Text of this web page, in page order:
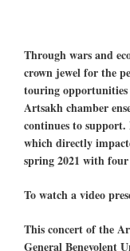
Through wars and
crown jewel for the
touring
Artsakh chamber
continues to
which directly
spring 2021 with
To watch a video
This concert of the
General Benevolent